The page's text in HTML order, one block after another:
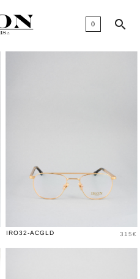
0 
IRO32-ACGLD Prix
315€